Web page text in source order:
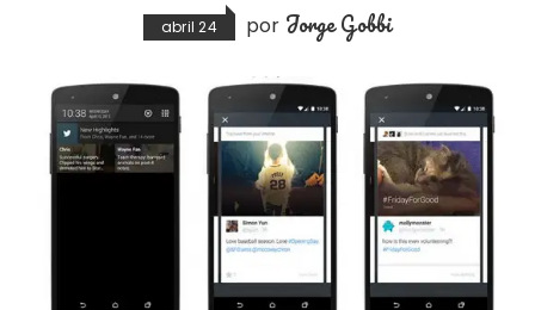
abril 24 por Jorge Gobbi